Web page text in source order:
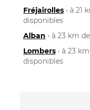
Fréjairolles • à 21
disponibles
Alban • à 23 km
Lombers • à 23
disponibles